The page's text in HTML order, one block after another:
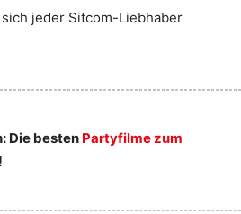
jeder Sitcom-Liebhaber
Die besten Partyfilme zum